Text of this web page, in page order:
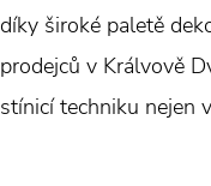
díky široké paletě
prodejců v Králvově
stínicí techniku nejen